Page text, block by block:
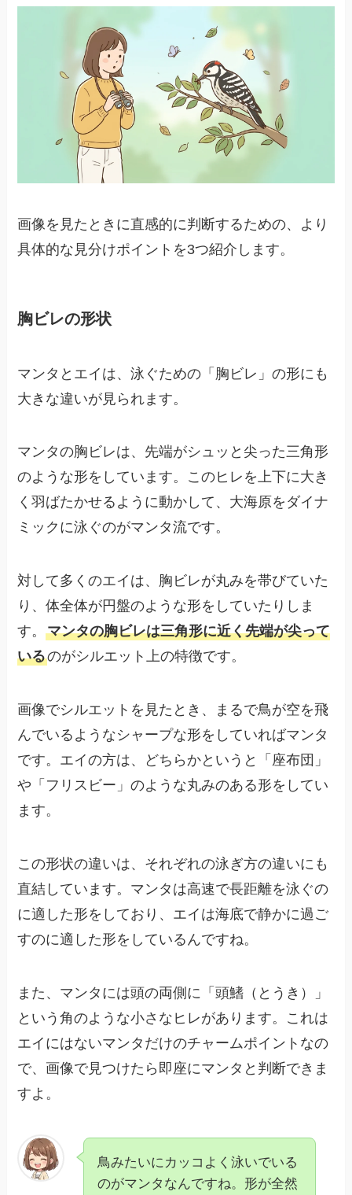
画像を見たときに直感的に判断するための、より
具体的な見分けポイントを3つ紹介します。
胸ビレの形状
マンタとエイは、泳ぐための「胸ビレ」の形にも
大きな違いが見られます。
マンタの胸ビレは、先端がシュッと尖った三角形
のような形をしています。このヒレを上下に大き
く羽ばたかせるように動かして、大海原をダイナ
ミックに泳ぐのがマンタ流です。
対して多くのエイは、胸ビレが丸みを帯びていた
り、体全体が円盤のような形をしていたりしま
す。マンタの胸ビレは三角形に近く先端が尖って
いるのがシルエット上の特徴です。
画像でシルエットを見たとき、まるで鳥が空を飛
んでいるようなシャープな形をしていればマンタ
です。エイの方は、どちらかというと「座布団」
や「フリスビー」のような丸みのある形をしてい
ます。
この形状の違いは、それぞれの泳ぎ方の違いにも
直結しています。マンタは高速で長距離を泳ぐの
に適した形をしており、エイは海底で静かに過ご
すのに適した形をしているんですね。
また、マンタには頭の両側に「頭鰭（とうき）」
という角のような小さなヒレがあります。これは
エイにはないマンタだけのチャームポイントなの
で、画像で見つけたら即座にマンタと判断できま
すよ。
鳥みたいにカッコよく泳いでいる
のがマンタなんですね。形が全然